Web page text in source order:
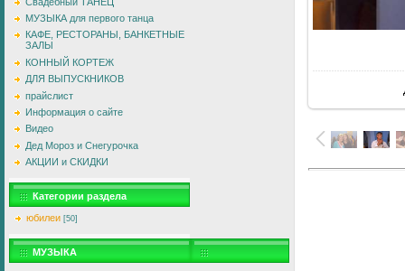
МУЗЫКА для первого танца
КАФЕ, РЕСТОРАНЫ, БАНКЕТНЫЕ
ЗАЛЫ
КОННЫЙ КОРТЕЖ
ДЛЯ ВЫПУСКНИКОВ
прайслист
Информация о сайте
Видео
Дед Мороз и Снегурочка
АКЦИИ и СКИДКИ
Категории раздела
юбилеи [50]
МУЗЫКА